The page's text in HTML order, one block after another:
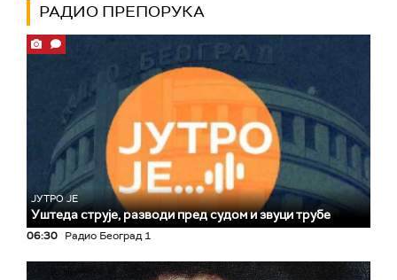
РАДИО ПРЕПОРУКА
ЈУТРО ЈЕ
Уштеда струје, разводи пред судом и звуци трубе
06:30 Радио Београд 1